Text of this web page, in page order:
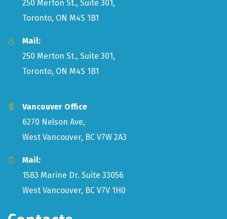
250 Merton St., Suite 301,
Toronto, ON M4S 1B1
Mail:
250 Merton St., Suite 301,
Toronto, ON M4S 1B1
Vancouver Office
6270 Nelson Ave,
West Vancouver, BC V7W 2A3
Mail:
1583 Marine Dr. Suite 33056
West Vancouver, BC V7V 1H0